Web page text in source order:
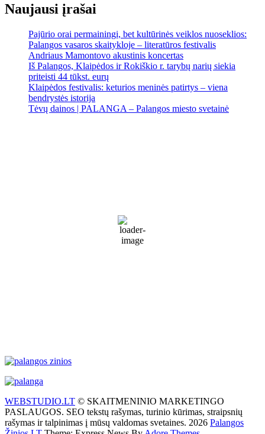
Naujausi įrašai
Pajūrio orai permainingi, bet kultūrinės veiklos nuoseklios:
Palangos vasaros skaitykloje – literatūros festivalis
Andriaus Mamontovo akustinis koncertas
Iš Palangos, Klaipėdos ir Rokiškio r. tarybų narių siekia
priteisti 44 tūkst. eurų
Klaipėdos festivalis: keturios meninės patirtys – viena
bendrystės istorija
Tėvų dainos | PALANGA – Palangos miesto svetainė
Patchy rain nearby
69 %
WEBSTUDIO.LT © SKAITMENINIO MARKETINGO
PASLAUGOS. SEO tekstų rašymas, turinio kūrimas, straipsnių
rašymas ir talpinimas į mūsų valdomas svetaines. 2026 Palangos